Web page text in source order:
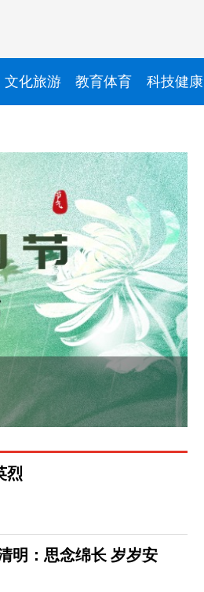
文化旅游 教育体育 科技健康
烈
明：思念绵长 岁岁安